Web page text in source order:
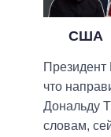
США
Президент
что
Дональду
словам,